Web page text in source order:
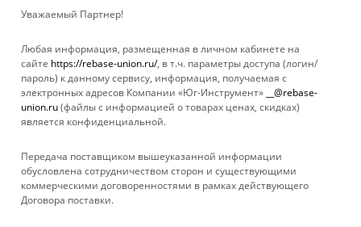
Набор шарошек
алмазных METALLICA
шт,по
плитке,камню,бетону
902431
Достаточно
КАТАЛОГ
Уважаемый Партнер!
Любая информация, размещенная в личном кабинете на
сайте https://rebase-union.ru/, в т.ч. параметры доступа (логин/
пароль) к данному сервису, информация, получаемая с
электронных адресов Компании «Юг-Инструмент»
__@rebase-
union.ru(файлы с информацией о товарах ценах, скидках)
является конфиденциальной.
Передача поставщиком вышеуказанной информации
обусловлена сотрудничеством сторон и существующими
коммерческими договоренностями в рамках действующего
Договора поставки.